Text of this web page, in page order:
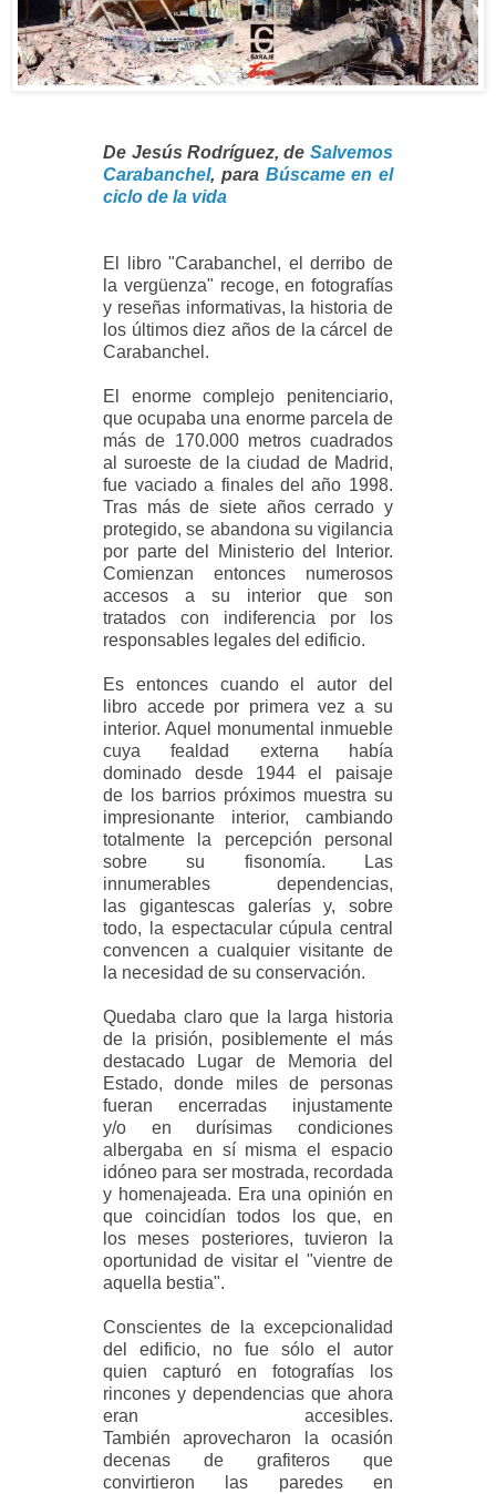
De Jesús Rodríguez, de Salvemos
Carabanchel, para Búscame en el
ciclo de la vida
El libro "Carabanchel, el derribo de
la vergüenza" recoge, en fotografías
y reseñas informativas, la historia de
los últimos diez años de la cárcel de
Carabanchel.
El enorme complejo penitenciario,
que ocupaba una enorme parcela de
más de 170.000 metros cuadrados
al suroeste de la ciudad de Madrid,
fue vaciado a finales delaño 1998.
Tras más de siete años cerrado y
protegido, se abandona su vigilancia
por parte del Ministerio del Interior.
Comienzan entonces numerosos
accesos a su interior que son
tratados con indiferencia por los
responsables legales del edificio.
Es entonces cuando el autor del
libro accede por primera vez a su
interior. Aquel monumental inmueble
cuya fealdad externa había
dominado desde 1944 el paisaje
de
los barrios próximos muestra su
impresionante interior, cambiando
totalmente la percepción personal
sobre su fisonomía. Las
innumerables dependencias,
las gigantescas galerías y, sobre
todo, la espectacular cúpula central
convencen a cualquier visitante de
la necesidad de su conservación.
Quedaba claro que la larga historia
de la prisión, posiblemente el más
destacado Lugar de Memoria del
Estado, donde miles de personas
fueran encerradas injustamente
y/o en durísimas condiciones
albergaba en sí misma el espacio
idóneo para ser mostrada, recordada
y homenajeada. Era una opinión en
que coincidían todos los que, en
los meses posteriores, tuvieron la
oportunidad de visitar el "vientre de
aquella bestia".
Conscientes de la excepcionalidad
del edificio, no fue sólo el autor
quien capturó en fotografías los
rincones y dependencias que ahora
eran accesibles.
Tambiénaprovecharon la ocasión
decenas de grafiteros que
convirtieron las paredes en